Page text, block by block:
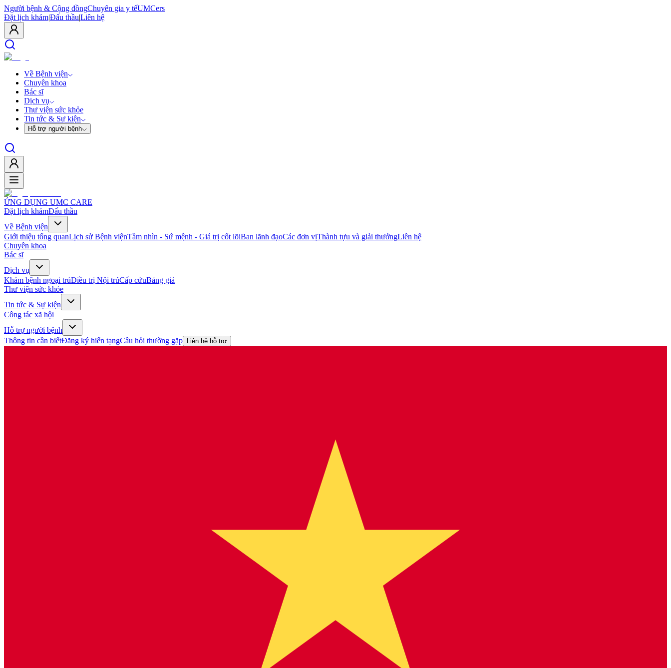
Người bệnh & Cộng đồngChuyên gia y tếUMCers
Đặt lịch khám|Đấu thầu|Liên hệ
Về Bệnh viện
Chuyên khoa
Bác sĩ
Dịch vụ
Thư viện sức khỏe
Tin tức & Sự kiện
Hỗ trợ người bệnh
ỨNG DỤNG UMC CARE
Đặt lịch khámĐấu thầu
Về Bệnh viện
Giới thiệu tổng quanLịch sử Bệnh việnTầm nhìn - Sứ mệnh - Giá trị cốt lõiBan lãnh đạoCác đơn vịThành tựu và giải thưởngLiên hệ
Chuyên khoa
Bác sĩ
Dịch vụ
Khám bệnh ngoại trúĐiều trị Nội trúCấp cứuBảng giá
Thư viện sức khỏe
Tin tức & Sự kiện
Công tác xã hội
Hỗ trợ người bệnh
Thông tin cần biếtĐăng ký hiến tạngCâu hỏi thường gặp Liên hệ hỗ trợ